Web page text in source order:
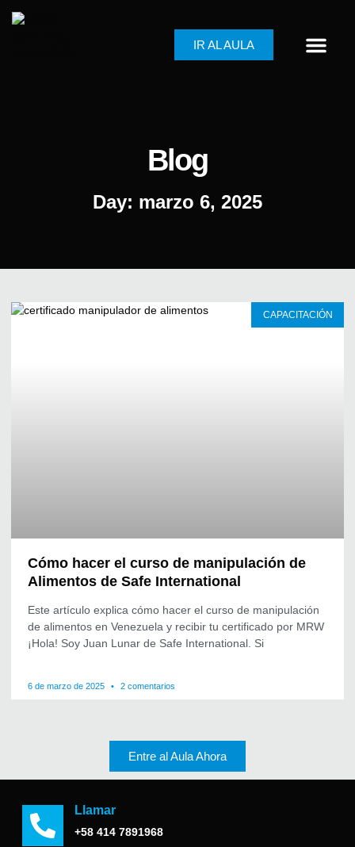
IR AL AULA
Blog
Day: marzo 6, 2025
CAPACITACIÓN
Cómo hacer el curso de manipulación de
Alimentos de Safe International
Este artículo explica cómo hacer el curso de manipulación
de alimentos en Venezuela y recibir tu certificado por MRW
¡Hola! Soy Juan Lunar de Safe International. Si
6 de marzo de 2025 2 comentarios
Entre al Aula Ahora
Llamar
+58 414 7891968